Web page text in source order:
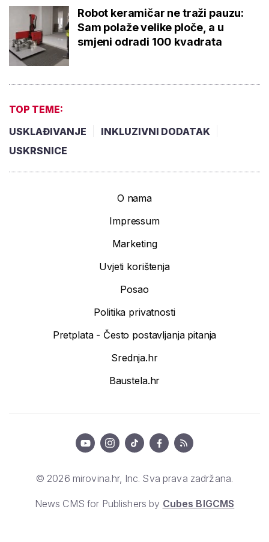
Robot keramičar ne traži pauzu:
Sam polaže velike ploče, a u
smjeni odradi 100 kvadrata
TOP TEME:
USKLAĐIVANJE
INKLUZIVNI DODATAK
USKRSNICE
O nama
Impressum
Marketing
Uvjeti korištenja
Posao
Politika privatnosti
Pretplata - Često postavljanja pitanja
Srednja.hr
Baustela.hr
© 2026 mirovina.hr, Inc. Sva prava zadržana.
News CMS for Publishers by Cubes BIGCMS